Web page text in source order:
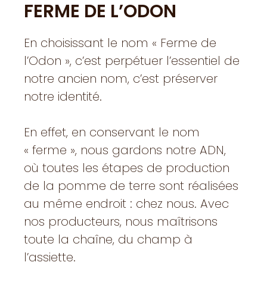
FERME DE L’ODON
En choisissant le nom « Ferme de
l’Odon », c’est perpétuer l’essentiel de
notre ancien nom, c’est préserver
notre identité.
En effet, en conservant le nom
« ferme », nous gardons notre ADN,
où toutes les étapes de production
de la pomme de terre sont réalisées
au même endroit : chez nous. Avec
nos producteurs, nous maîtrisons
toute la chaîne, du champ à
l’assiette.